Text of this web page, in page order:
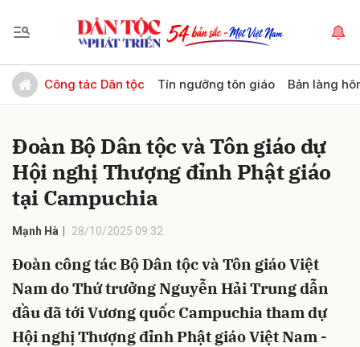
Công tác Dân tộc Tín ngưỡng tôn giáo Bản làng
Đoàn Bộ Dân tộc và Tôn giáo dự
Hội nghị Thượng đỉnh Phật giáo
tại Campuchia
Mạnh Hà 28/10/2025 09:32
Đoàn công tác Bộ Dân tộc và Tôn giáo Việt
Nam do Thứ trưởng Nguyễn Hải Trung dẫn
đầu đã tới Vương quốc Campuchia tham dự
Hội nghị Thượng đỉnh Phật giáo Việt Nam -
Gửi bình luận